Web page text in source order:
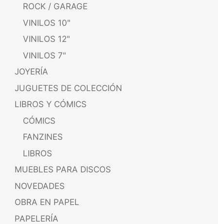
ROCK / GARAGE
VINILOS 10"
VINILOS 12"
VINILOS 7"
JOYERÍA
JUGUETES DE COLECCIÓN
LIBROS Y CÓMICS
CÓMICS
FANZINES
LIBROS
MUEBLES PARA DISCOS
NOVEDADES
OBRA EN PAPEL
PAPELERÍA